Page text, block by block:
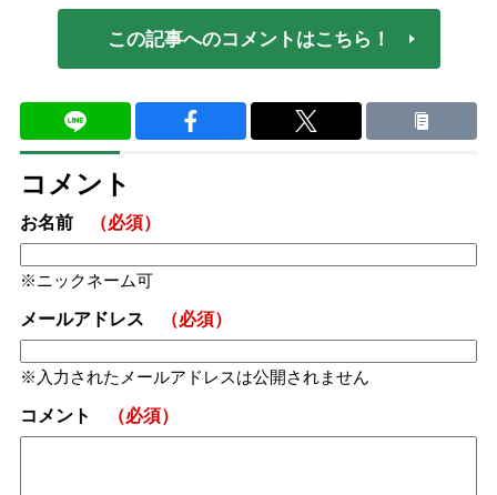
この記事へのコメントはこちら！
コメント
お名前 （必須）
ニックネーム可
メールアドレス （必須）
入力されたメールアドレスは公開されません
コメント （必須）